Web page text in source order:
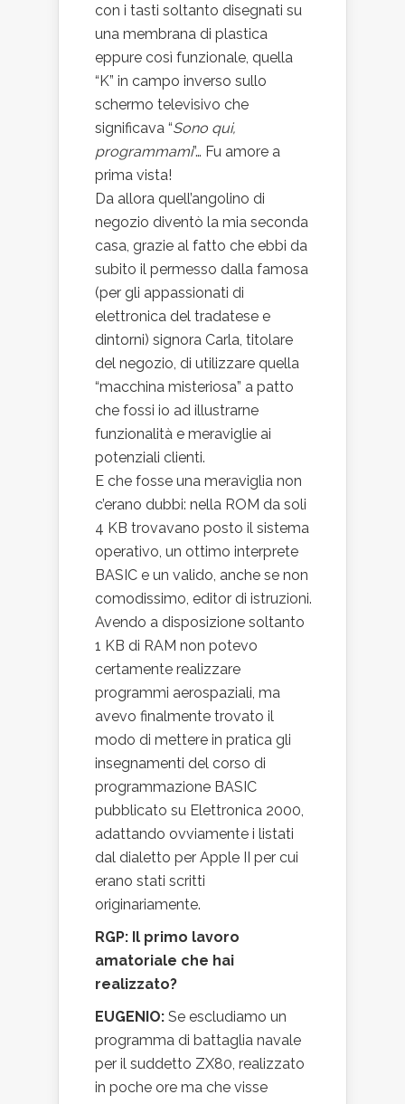
con i tasti soltanto disegnati su
una membrana di plastica
eppure così funzionale, quella
“K” in campo inverso sullo
schermo televisivo che
significava “Sono qui,
programmami”… Fu amore a
prima vista!
Da allora quell’angolino di
negozio diventò la mia seconda
casa, grazie al fatto che ebbi da
subito il permesso dalla famosa
(per gli appassionati di
elettronica del tradatese e
dintorni) signora Carla, titolare
del negozio, di utilizzare quella
“macchina misteriosa” a patto
che fossi io ad illustrarne
funzionalità e meraviglie ai
potenziali clienti.
E che fosse una meraviglia non
c’erano dubbi: nella ROM da soli
4 KB trovavano posto il sistema
operativo, un ottimo interprete
BASIC e un valido, anche se non
comodissimo, editor di istruzioni.
Avendo a disposizione soltanto
1 KB di RAM non potevo
certamente realizzare
programmi aerospaziali, ma
avevo finalmente trovato il
modo di mettere in pratica gli
insegnamenti del corso di
programmazione BASIC
pubblicato su Elettronica 2000,
adattando ovviamente i listati
dal dialetto per Apple II per cui
erano stati scritti
originariamente.
RGP: Il primo lavoro
amatoriale che hai
realizzato?
EUGENIO: Se escludiamo un
programma di battaglia navale
per il suddetto ZX80, realizzato
in poche ore ma che visse